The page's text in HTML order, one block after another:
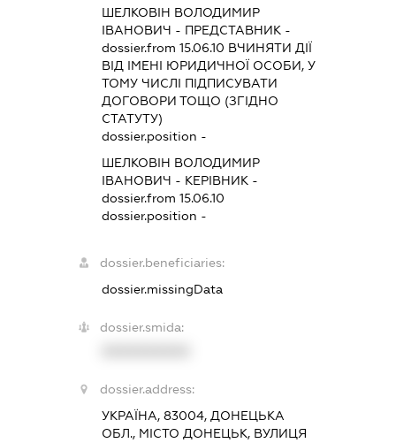
ШЕЛКОВІН ВОЛОДИМИР
ІВАНОВИЧ - ПРЕДСТАВНИК-
dossier.from 15.06.10 ВЧИНЯТИ ДІЇ
ВІД ІМЕНІ ЮРИДИЧНОЇ ОСОБИ, У
ТОМУ ЧИСЛІ ПІДПИСУВАТИ
ДОГОВОРИ ТОЩО (ЗГІДНО
СТАТУТУ)
dossier.position -
ШЕЛКОВІН ВОЛОДИМИР
ІВАНОВИЧ - КЕРІВНИК-
dossier.from 15.06.10
dossier.position -
dossier.beneficiaries:
dossier.missingData
dossier.smida:
dossier.address:
УКРАЇНА, 83004, ДОНЕЦЬКА
ОБЛ., МІСТО ДОНЕЦЬК, ВУЛИЦЯ